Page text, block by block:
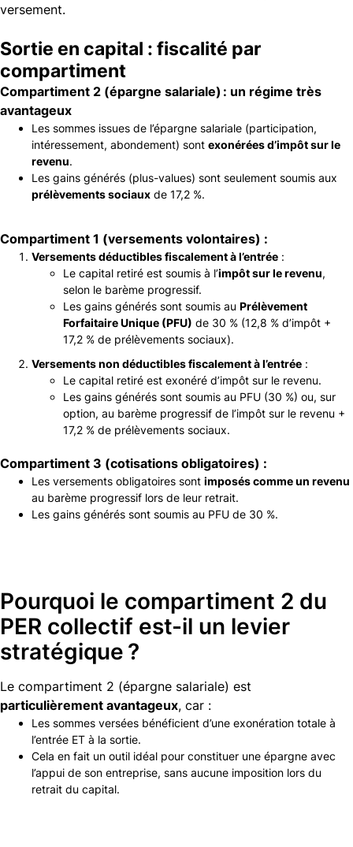
versement.
Sortie en capital : fiscalité par
compartiment
Compartiment 2 (épargne salariale) : un régime très
avantageux
Les sommes issues de l’épargne salariale (participation,
intéressement, abondement) sont exonérées d’impôt sur le
revenu.
Les gains générés (plus-values) sont seulement soumis aux
prélèvements sociaux de 17,2 %.
Compartiment 1 (versements volontaires) :
Versements déductibles fiscalement à l’entrée :
Le capital retiré est soumis à l’impôt sur le revenu,
selon le barème progressif.
Les gains générés sont soumis au Prélèvement
Forfaitaire Unique (PFU) de 30 % (12,8 % d’impôt +
17,2 % de prélèvements sociaux).
Versements non déductibles fiscalement à l’entrée :
Le capital retiré est exonéré d’impôt sur le revenu.
Les gains générés sont soumis au PFU (30 %) ou, sur
option, au barème progressif de l’impôt sur le revenu +
17,2 % de prélèvements sociaux.
Compartiment 3 (cotisations obligatoires) :
Les versements obligatoires sont imposés comme un revenu
au barème progressif lors de leur retrait.
Les gains générés sont soumis au PFU de 30 %.
Pourquoi le compartiment 2 du
PER collectif est-il un levier
stratégique ?
Le compartiment 2 (épargne salariale) est
particulièrement avantageux, car :
Les sommes versées bénéficient d’une exonération totale à
l’entrée ET à la sortie.
Cela en fait un outil idéal pour constituer une épargne avec
l’appui de son entreprise, sans aucune imposition lors du
retrait du capital.